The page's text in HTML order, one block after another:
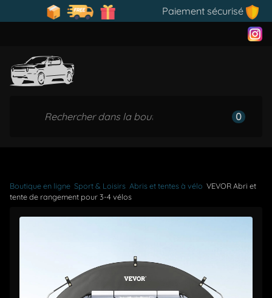
Paiement sécurisé
0
Boutique en ligne Sport & Loisirs Abris et tentes à vélo VEVOR Abri et
tente de rangement pour 3-4 vélos